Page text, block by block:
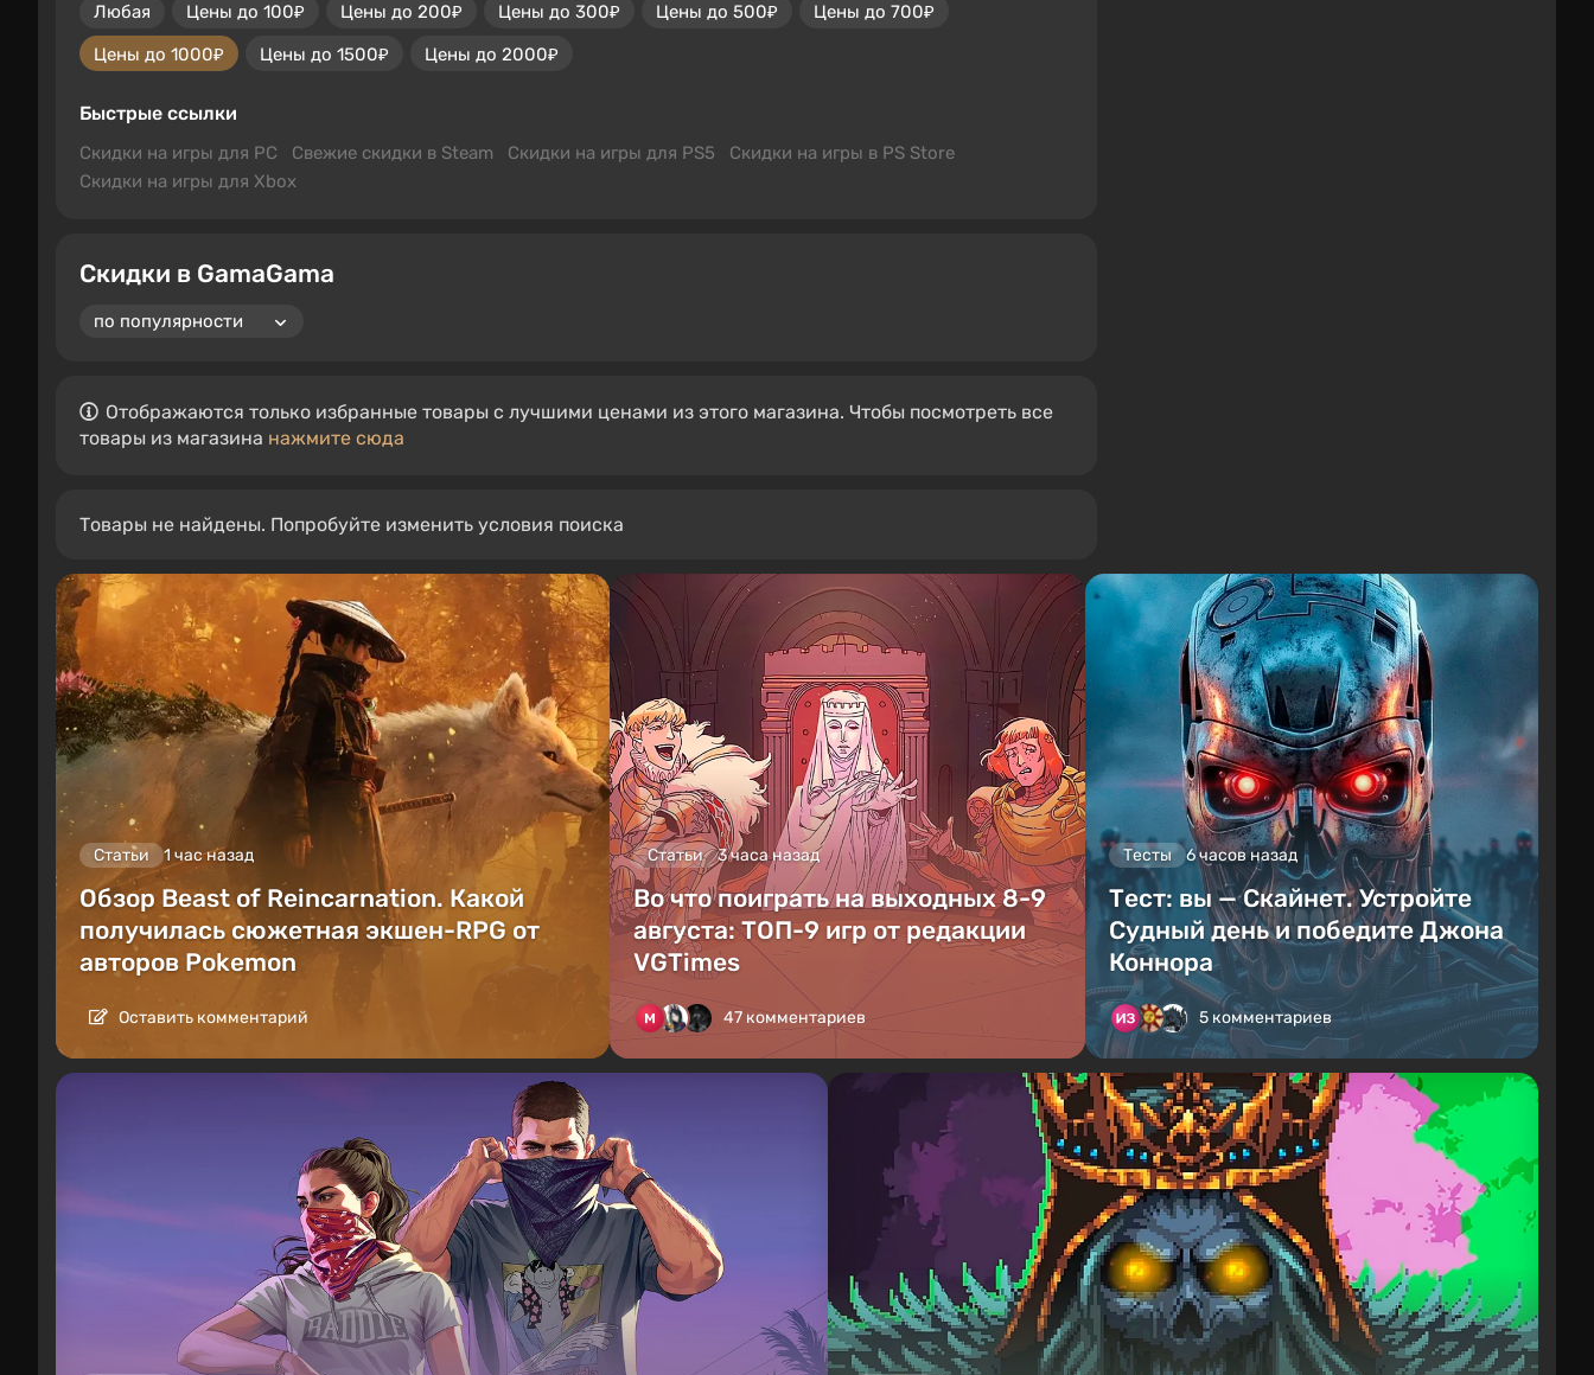
Любая Цены до 100₽ Цены до 200₽ Цены до 300₽ Цены до 500₽
Цены до 700₽
Цены до 1000₽
Цены до 1500₽ Цены до 2000₽
Быстрые ссылки
Скидки на игры для PC Свежие скидки в Steam Скидки на игры для PS5
Скидки на игры в PS Store
Скидки на игры для Xbox
Скидки в GamaGama
Отображаются только избранные товары с лучшими ценами из этого магазина. Чтобы посмотреть все
товары из магазина нажмите сюда
Товары не найдены. Попробуйте изменить условия поиска
Статьи 1 час назад
Обзор Beast of Reincarnation. Какой
получилась сюжетная экшен-RPG от
авторов Pokemon
Оставить комментарий
Статьи 3 часа назад
Во что поиграть на выходных 8-9
августа: ТОП-9 игр от редакции
VGTimes
47 комментариев
Тесты 6 часов назад
Тест: вы — Скайнет. Устройте
Судный день и победите Джона
Коннора
5 комментариев